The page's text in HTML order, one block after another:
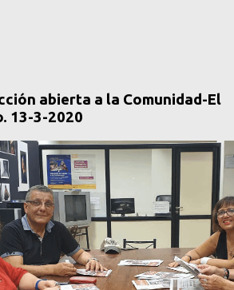
abierta a la Comunidad-El
13-3-2020